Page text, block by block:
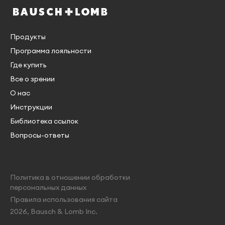
Продукты
Программа лояльности
Где купить
Все о зрении
О нас
Инструкции
Библиотека ссылок
Вопросы-ответы
Политика в отношении обработки
персональных данных
Правила использования сайта
2026, Bausch & Lomb Inc.